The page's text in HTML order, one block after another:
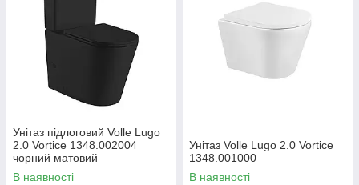
Унітаз підлоговий Volle Lugo
2.0 Vortice 1348.002004
чорний матовий
В наявності
Унітаз Volle Lugo 2.0 Vortice
1348.001000
В наявності